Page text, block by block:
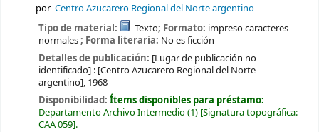
por Centro Azucarero Regional del Norte argentino
Tipo de material: Texto; Formato: impreso caracteres
normales; Forma literaria: No es ficción
Detalles de publicación: [Lugar de publicación no
identificado] : [Centro Azucarero Regional del Norte
argentino], 1968
Disponibilidad: Ítems disponibles para préstamo:
Departamento Archivo Intermedio(1) Signatura topográfica:
CAA 059 .